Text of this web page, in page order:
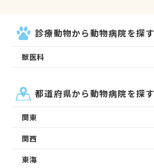
診療動物から動物病院を探す
獣医科
都道府県から動物病院を探す
関東
関西
東海